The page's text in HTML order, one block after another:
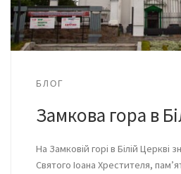
БЛОГ
Замкова гора в
На Замковій горі в Білій Церкві
Святого Іоана Хрестителя,